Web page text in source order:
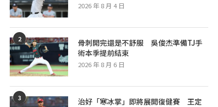
2026 年 8 月 4 日
2
骨刺開完還是不舒服 吳俊杰準備TJ手
術本季提前結束
2026 年 8 月 6 日
3
治好「寒冰掌」即將展開復健賽 王定